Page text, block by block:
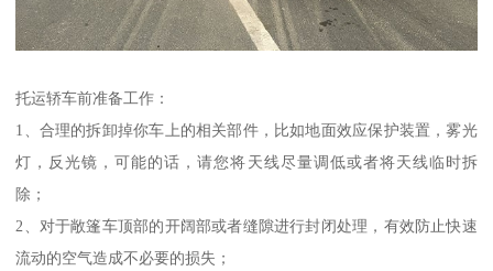
托运轿车前准备工作：
1、合理的拆卸掉你车上的相关部件，比如地面效应保护装置，雾光
灯，反光镜，可能的话，请您将天线尽量调低或者将天线临时拆
除；
2、对于敞篷车顶部的开阔部或者缝隙进行封闭处理，有效防止快速
流动的空气造成不必要的损失；